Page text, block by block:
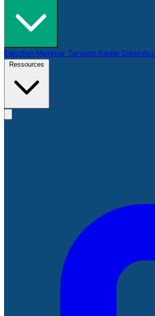
Election Monitor Tension Radar Désinfox
Ressources